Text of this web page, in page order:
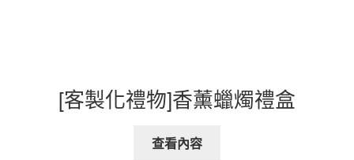
[客製化禮物]香薰蠟燭禮盒
查看內容